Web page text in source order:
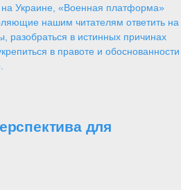
на Украине, «Военная платформа»
нашим читателям ответить на
разобраться в истинных причинах
в правоте и обоснованности
для